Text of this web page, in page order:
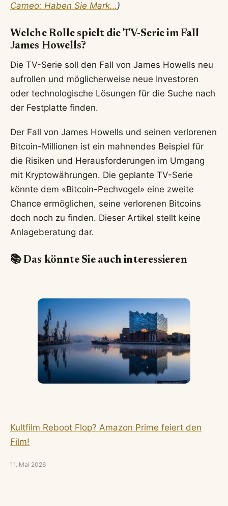
Cameo: Haben Sie Mark…)
Welche Rolle spielt die TV-Serie im Fall
James Howells?
Die TV-Serie soll den Fall von James Howells neu
aufrollen und möglicherweise neue Investoren
oder technologische Lösungen für die Suche nach
der Festplatte finden.
Der Fall von James Howells und seinen verlorenen
Bitcoin-Millionen ist ein mahnendes Beispiel für
die Risiken und Herausforderungen im Umgang
mit Kryptowährungen. Die geplante TV-Serie
könnte dem «Bitcoin-Pechvogel» eine zweite
Chance ermöglichen, seine verlorenen Bitcoins
doch noch zu finden. Dieser Artikel stellt keine
Anlageberatung dar.
📚 Das könnte Sie auch interessieren
Kultfilm Reboot Flop? Amazon Prime feiert den
Film!
11. Mai 2026